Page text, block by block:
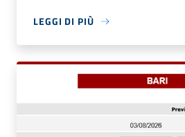
LEGGI DI PIÙ